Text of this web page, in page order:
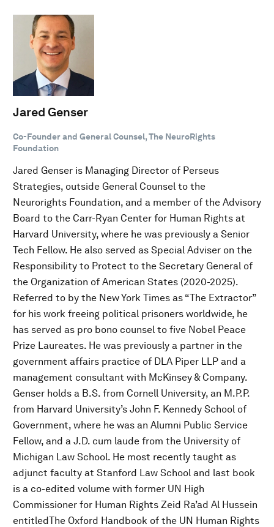
Jared Genser
Co-Founder and General Counsel, The NeuroRights
Foundation
Jared Genser is Managing Director of Perseus
Strategies, outside General Counsel to the
Neurorights Foundation, and a member of the Advisory
Board to the Carr-Ryan Center for Human Rights at
Harvard University, where he was previously a Senior
Tech Fellow. He also served as Special Adviser on the
Responsibility to Protect to the Secretary General of
the Organization of American States (2020-2025).
Referred to by the New York Times as “The Extractor”
for his work freeing political prisoners worldwide, he
has served as pro bono counsel to five Nobel Peace
Prize Laureates. He was previously a partner in the
government affairs practice of DLA Piper LLP and a
management consultant with McKinsey & Company.
Genser holds a B.S. from Cornell University, an M.P.P.
from Harvard University’s John F. Kennedy School of
Government, where he was an Alumni Public Service
Fellow, and a J.D. cum laude from the University of
Michigan Law School. He most recently taught as
adjunct faculty at Stanford Law School and last book
is a co-edited volume with former UN High
Commissioner for Human Rights Zeid Ra’ad Al Hussein
entitledThe Oxford Handbook of the UN Human Rights